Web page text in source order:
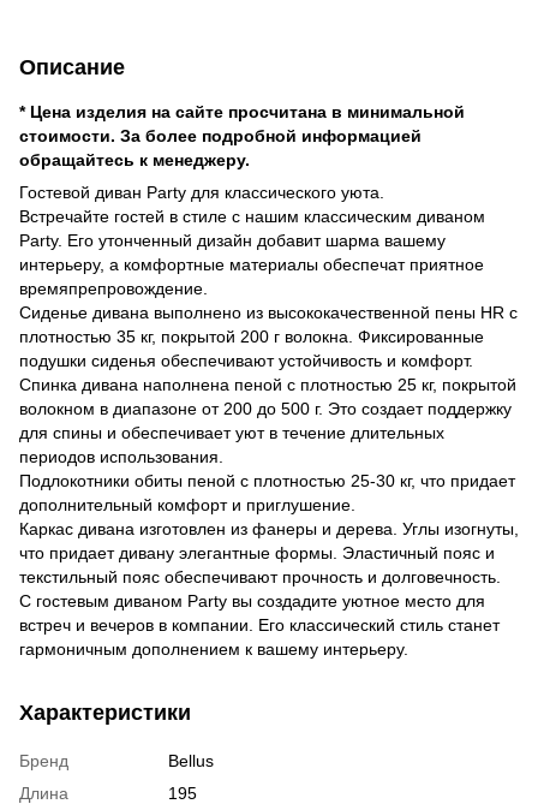
Описание
* Цена изделия на сайте просчитана в минимальной
стоимости. За более подробной информацией
обращайтесь к менеджеру.
Гостевой диван Party для классического уюта.
Встречайте гостей в стиле с нашим классическим диваном
Party. Его утонченный дизайн добавит шарма вашему
интерьеру, а комфортные материалы обеспечат приятное
времяпрепровождение.
Сиденье дивана выполнено из высококачественной пены HR с
плотностью 35 кг, покрытой 200 г волокна. Фиксированные
подушки сиденья обеспечивают устойчивость и комфорт.
Спинка дивана наполнена пеной с плотностью 25 кг, покрытой
волокном в диапазоне от 200 до 500 г. Это создает поддержку
для спины и обеспечивает уют в течение длительных
периодов использования.
Подлокотники обиты пеной с плотностью 25-30 кг, что придает
дополнительный комфорт и приглушение.
Каркас дивана изготовлен из фанеры и дерева. Углы изогнуты,
что придает дивану элегантные формы. Эластичный пояс и
текстильный пояс обеспечивают прочность и долговечность.
С гостевым диваном Party вы создадите уютное место для
встреч и вечеров в компании. Его классический стиль станет
гармоничным дополнением к вашему интерьеру.
Характеристики
Бренд
Bellus
Длина
195